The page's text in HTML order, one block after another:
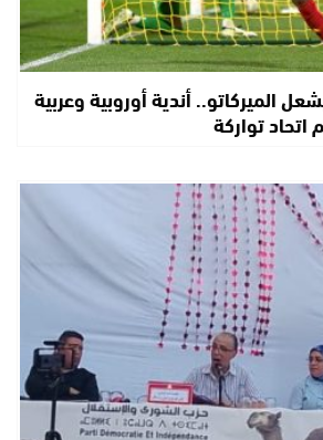
الميركاتو.. أندية أوروبية وعربية
تواركة